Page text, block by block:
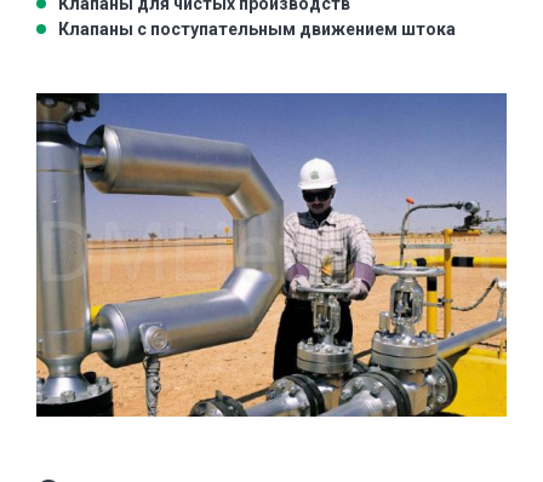
Клапаны с поступательным движением штока